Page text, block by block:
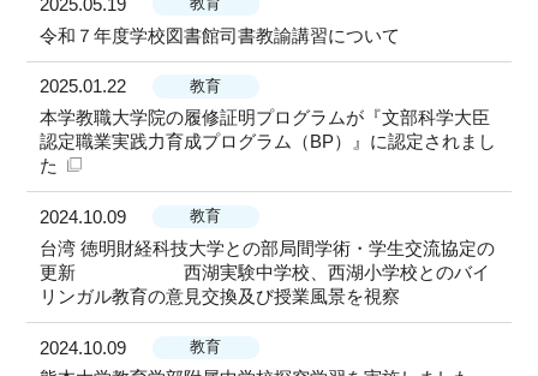
2025.05.19 教育
令和７年度学校図書館司書教諭講習について
2025.01.22 教育
本学教職大学院の履修証明プログラムが『文部科学大臣
認定職業実践力育成プログラム（BP）』に認定されまし
た
2024.10.09 教育
台湾 徳明財経科技大学との部局間学術・学生交流協定の
更新 西湖実験中学校、西湖小学校とのバイ
リンガル教育の意見交換及び授業風景を視察
2024.10.09 教育